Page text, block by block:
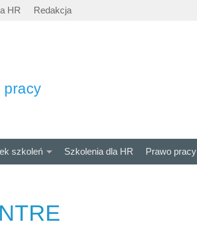
HR Redakcja
pracy
szkoleń Szkolenia dla HR Prawo pracy